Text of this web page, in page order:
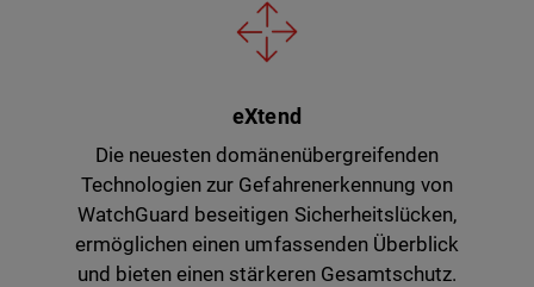
eXtend
Die neuesten domänenübergreifenden
Technologien zur Gefahrenerkennung von
WatchGuard beseitigen Sicherheitslücken,
ermöglichen einen umfassenden Überblick
und bieten einen stärkeren Gesamtschutz.